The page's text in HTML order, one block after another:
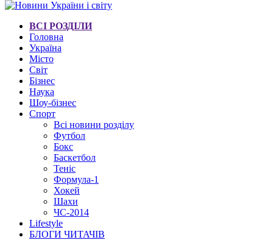
ВСІ РОЗДІЛИ
Головна
Україна
Місто
Світ
Бізнес
Наука
Шоу-бізнес
Спорт
Всі новини розділу
Футбол
Бокс
Баскетбол
Теніс
Формула-1
Хокей
Шахи
ЧС-2014
Lifestyle
БЛОГИ ЧИТАЧІВ